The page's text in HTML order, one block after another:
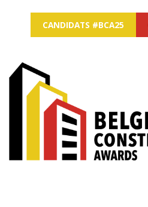
CANDIDATS #BCA25